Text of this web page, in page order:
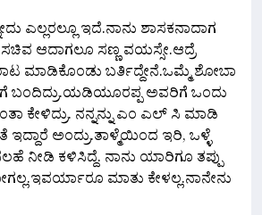
ಎಲ್ಲರಲ್ಲೂ ಇದೆ.ನಾನು ಶಾಸಕನಾದಾಗ
ಆದಾಗಲೂ ಸಣ್ಣ ವಯಸ್ಸೇ.ಆದ್ರೆ
ಮಾಡಿಕೊಂಡು ಬರ್ತಿದ್ದೇನೆ.ಒಮ್ಮೆ ಶೋಬಾ
ಬಂದಿದ್ರು.ಯಡಿಯೂರಪ್ಪ ಅವರಿಗೆ ಒಂದು
ಕೇಳಿದ್ರು. ನನ್ನನ್ನು ಎಂ ಎಲ್‌ ಸಿ ಮಾಡಿ
ಇದ್ದಾರೆ ಅಂದ್ರು.ತಾಳ್ಮೆಯಿಂದ ಇರಿ, ಒಳ್ಳೆ
ನೀಡಿ ಕಳಿಸಿದ್ದೆ. ನಾನು ಯಾರಿಗೂ ತಪ್ಪು
ಮಾತು ಕೇಳಲ್ಲ.ನಾನೇನು